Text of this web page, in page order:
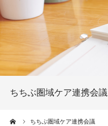
ちちぶ圏域ケア連携会議
ちちぶ圏域ケア連携会議
お客様の声
実績